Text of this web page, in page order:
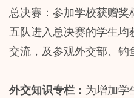
总决赛：参加学校获赠奖
五队进入总决赛的学生
交流，及参观外交部、
外交知识专栏： 为增加学